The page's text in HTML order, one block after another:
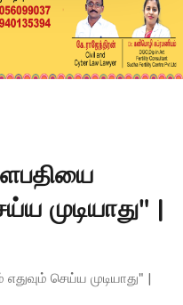
முடியாது" |
செய்ய முடியாது" |